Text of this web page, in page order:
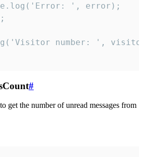
', error);
number: ',
#
get the number of unread messages from